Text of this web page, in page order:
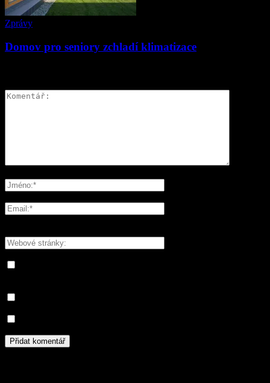
Zprávy
Domov pro seniory zchladí klimatizace